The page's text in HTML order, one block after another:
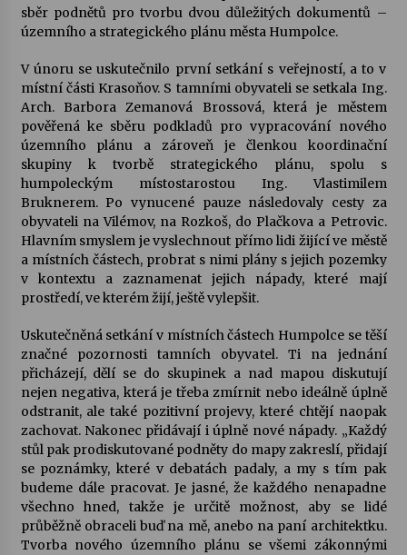
Jenakaši
28. 7. 2026
Votavžatský ploty
23. 7. 2026
Letní koncerty ve Stromovce: Rufus Miller
22. 7. 2026
Vysočinka
17. 7. 2026
Ozvěny prázdnin
14. 7. 2026
Za kulturou kousek za Humpolec. V Želivě ožije
odkaz Josefa Čapka
13. 7. 2026
Varhanní recitál Michala Novenka v Klášteře
Želiv
3. 7. 2026
sběr podnětů pro tvorbu dvou důležitých dokumentů –
územního a strategického plánu města Humpolce.
V únoru se uskutečnilo první setkání s veřejností, a to v
místní části Krasoňov. S tamními obyvateli se setkala Ing.
Arch. Barbora Zemanová Brossová, která je městem
pověřená ke sběru podkladů pro vypracování nového
územního plánu a zároveň je členkou koordinační
skupiny k tvorbě strategického plánu, spolu s
humpoleckým místostarostou Ing. Vlastimilem
Bruknerem. Po vynucené pauze následovaly cesty za
obyvateli na Vilémov, na Rozkoš, do Plačkova a Petrovic.
Hlavním smyslem je vyslechnout přímo lidi žijící ve městě
a místních částech, probrat s nimi plány s jejich pozemky
v kontextu a zaznamenat jejich nápady, které mají
prostředí, ve kterém žijí, ještě vylepšit.
Uskutečněná setkání v místních částech Humpolce se těší
značné pozornosti tamních obyvatel. Ti na jednání
přicházejí, dělí se do skupinek a nad mapou diskutují
nejen negativa, která je třeba zmírnit nebo ideálně úplně
odstranit, ale také pozitivní projevy, které chtějí naopak
zachovat. Nakonec přidávají i úplně nové nápady. „Každý
stůl pak prodiskutované podněty do mapy zakreslí, přidají
se poznámky, které v debatách padaly, a my s tím pak
budeme dále pracovat. Je jasné, že každého nenapadne
všechno hned, takže je určitě možnost, aby se lidé
průběžně obraceli buď na mě, anebo na paní architektku.
Tvorba nového územního plánu se všemi zákonnými